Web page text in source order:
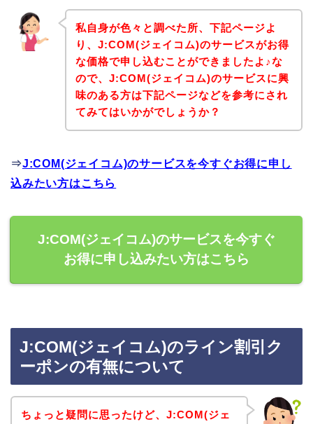
私自身が色々と調べた所、下記ページよ
り、J:COM(ジェイコム)のサービスがお得
な価格で申し込むことができましたよ♪な
ので、J:COM(ジェイコム)のサービスに興
味のある方は下記ページなどを参考にされ
てみてはいかがでしょうか？
⇒J:COM(ジェイコム)のサービスを今すぐお得に申し
込みたい方はこちら
J:COM(ジェイコム)のサービスを今すぐ
お得に申し込みたい方はこちら
J:COM(ジェイコム)のライン割引ク
ーポンの有無について
ちょっと疑問に思ったけど、J:COM(ジェ